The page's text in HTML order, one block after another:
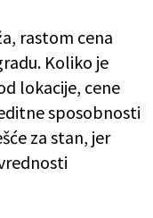
rastom cena
Koliko je
lokacije, cene
sposobnosti
za stan, jer